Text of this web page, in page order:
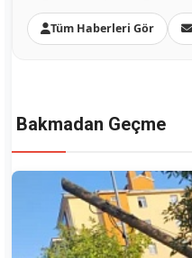
Tüm Haberleri Gör
Bakmadan Geçme